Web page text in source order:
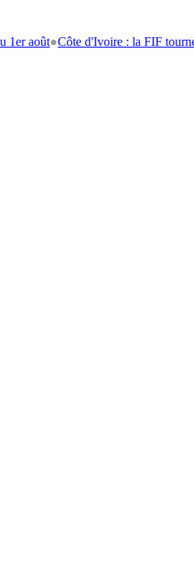
●Côte d'Ivoire : la FIF tourne la